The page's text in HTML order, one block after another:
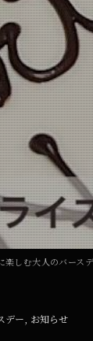
しむ大人のバース
デー お知らせ